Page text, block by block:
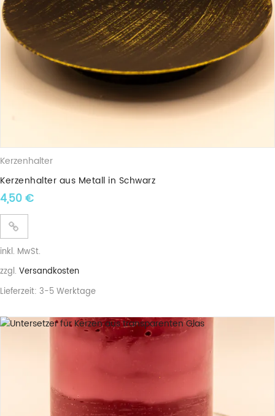
Jedes unserer Wachslichter sind ein einzigartiges Unikat!
Diese Kerzen ist zu 100% aus nachwachsenden
Rohstoffen gegossen.
Unsere Kerzen wird in Handarbeit in Dithmarschen
gefertigt.
Da es sich bei unseren Kerzen um Naturprodukte
handelt, können Formen, Farben und Größen leicht
Kerzenhalter
Kerzenhalter aus Metall in Schwarz
4,50€
inkl. MwSt.
zzgl. Versandkosten
Lieferzeit: 3-5 Werktage